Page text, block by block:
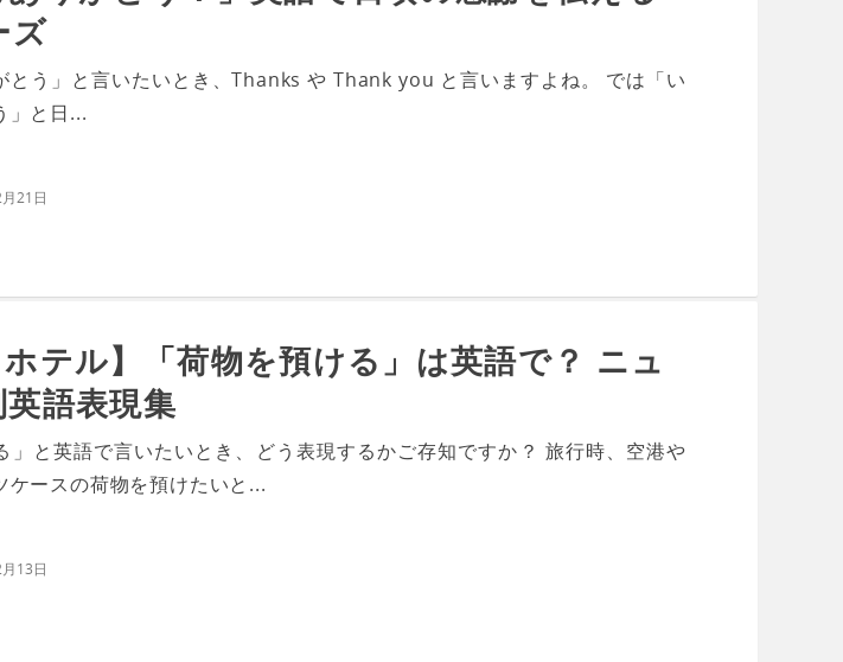
ズ
とう」と言いたいとき、Thanks や Thank you と言いますよね。 では「い
」と日...
21日
ホテル】「荷物を預ける」は英語で？ ニュ
語表現集
」と英語で言いたいとき、どう表現するかご存知ですか？ 旅行時、空港や
ケースの荷物を預けたいと...
13日